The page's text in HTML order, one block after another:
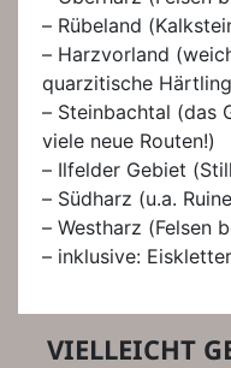
– Rübeland
– Harzvorland
quarzitische
– Steinbachtal (das
viele neue Routen!)
– Ilfelder Gebiet
– Südharz (u.a.
– Westharz (Felsen
– inklusive:
VIELLEICHT